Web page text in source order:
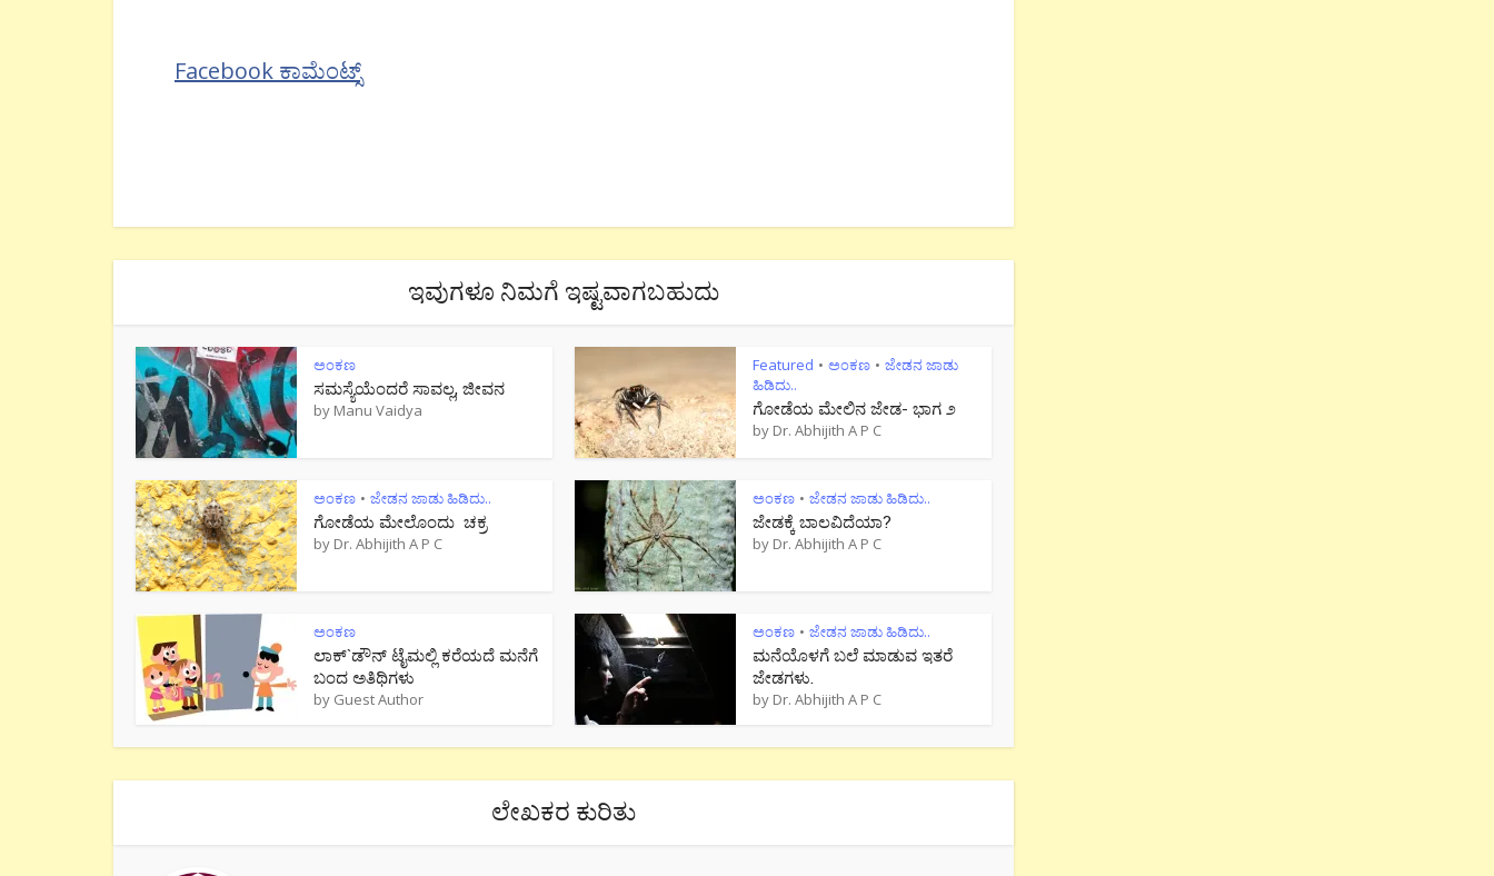
Facebook ಕಾಮೆಂಟ್ಸ್
ಇವುಗಳೂ ನಿಮಗೆ ಇಷ್ಟವಾಗಬಹುದು
ಅಂಕಣ
ಸಮಸ್ಯೆಯೆಂದರೆ ಸಾವಲ್ಲ, ಜೀವನ
by Manu Vaidya
Featured • ಅಂಕಣ • ಜೇಡನ ಜಾಡು
ಹಿಡಿದು..
ಗೋಡೆಯ ಮೇಲಿನ ಜೇಡ- ಭಾಗ ೨
by Dr. Abhijith A P C
ಅಂಕಣ • ಜೇಡನ ಜಾಡು ಹಿಡಿದು..
ಗೋಡೆಯ ಮೇಲೊಂದು ಚಕ್ರ
by Dr. Abhijith A P C
ಅಂಕಣ • ಜೇಡನ ಜಾಡು ಹಿಡಿದು..
ಜೇಡಕ್ಕೆ ಬಾಲವಿದೆಯಾ?
by Dr. Abhijith A P C
ಅಂಕಣ
ಲಾಕ್`ಡೌನ್ ಟೈಮಲ್ಲಿ ಕರೆಯದೆ ಮನೆಗೆ
ಬಂದ ಅತಿಥಿಗಳು
by Guest Author
ಅಂಕಣ • ಜೇಡನ ಜಾಡು ಹಿಡಿದು..
ಮನೆಯೊಳಗೆ ಬಲೆ ಮಾಡುವ ಇತರೆ
ಜೇಡಗಳು.
by Dr. Abhijith A P C
ಲೇಖಕರ ಕುರಿತು